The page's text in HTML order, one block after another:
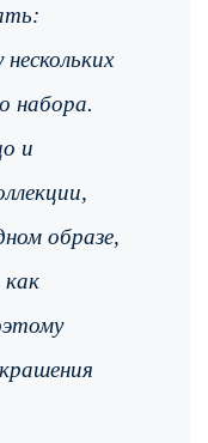
нескольких
набора.
и
образе,